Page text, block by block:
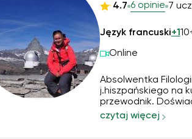
4.7 6 opinie 7
Język francuski+1
Online
Absolwentka
j.hiszpańskiego na
przewodnik.
szkole podstawowej
czytaj więcej